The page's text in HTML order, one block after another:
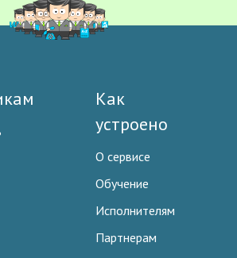
Как
устроено
О сервисе
Обучение
Исполнителям
Партнерам